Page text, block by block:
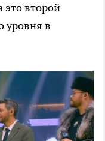
это второй
уровня в